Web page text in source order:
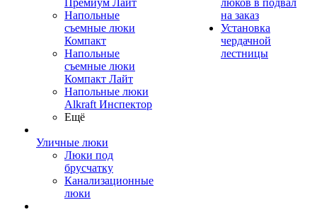
Премиум Лайт
Напольные
съемные люки
Компакт
Напольные
съемные люки
Компакт Лайт
Напольные люки
Alkraft Инспектор
Ещё
Уличные люки
Люки под
брусчатку
Канализационные
люки
люков в подвал
на заказ
Установка
чердачной
лестницы